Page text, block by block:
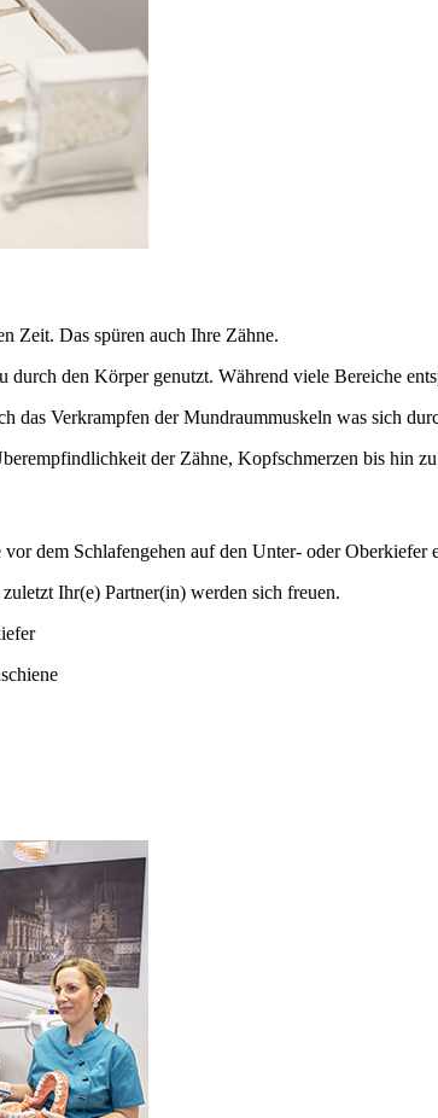
Zeit. Das spüren auch Ihre Zähne.
durch den Körper genutzt. Während viele Bereiche
das Verkrampfen der Mundraummuskeln was sich
der Zähne, Kopfschmerzen bis hin
dem Schlafengehen auf den Unter- oder Oberkiefer
Ihr(e) Partner(in) werden sich freuen.